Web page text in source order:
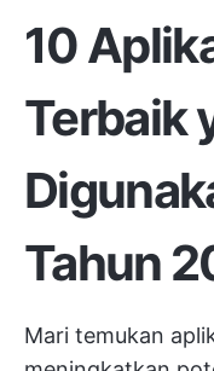
10
Terbaik
Tahun
Mari temukan